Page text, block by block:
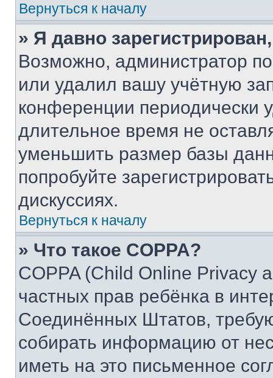
Вернуться к началу
» Я давно
Возможно, администратор
или удалил вашу учётную
конференции периодически
длительное время не
уменьшить размер базы
попробуйте
дискуссиях.
Вернуться к началу
» Что такое COPPA?
COPPA (Child Online Privacy
частных прав ребёнка в
Соединённых Штатов,
собирать информацию от
иметь на это письменное